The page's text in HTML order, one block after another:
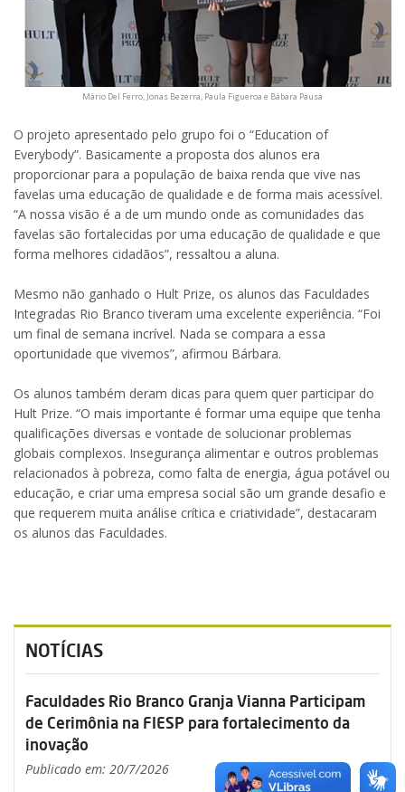
Mário Del Ferro, Jonas Bezerra, Paula Figueroa e Bábara Pausa
O projeto apresentado pelo grupo foi o “Education of
Everybody”. Basicamente a proposta dos alunos era
proporcionar para a população de baixa renda que vive nas
favelas uma educação de qualidade e de forma mais acessível.
“A nossa visão é a de um mundo onde as comunidades das
favelas são fortalecidas por uma educação de qualidade e que
forma melhores cidadãos”, ressaltou a aluna.
Mesmo não ganhado o Hult Prize, os alunos das Faculdades
Integradas Rio Branco tiveram uma excelente experiência. “Foi
um final de semana incrível. Nada se compara a essa
oportunidade que vivemos”, afirmou Bárbara.
Os alunos também deram dicas para quem quer participar do
Hult Prize. “O mais importante é formar uma equipe que tenha
qualificações diversas e vontade de solucionar problemas
globais complexos. Insegurança alimentar e outros problemas
relacionados à pobreza, como falta de energia, água potável ou
educação, e criar uma empresa social são um grande desafio e
que requerem muita análise crítica e criatividade”, destacaram
os alunos das Faculdades.
NOTÍCIAS
Faculdades Rio Branco Granja Vianna Participam
de Cerimônia na FIESP para fortalecimento da
inovação
Publicado em: 20/7/2026